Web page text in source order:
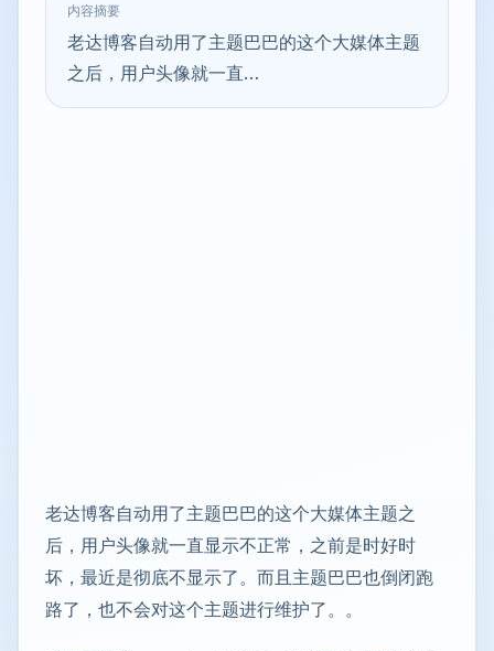
内容摘要
老达博客自动用了主题巴巴的这个大媒体主题
之后，用户头像就一直…
老达博客自动用了主题巴巴的这个大媒体主题之
后，用户头像就一直显示不正常，之前是时好时
坏，最近是彻底不显示了。而且主题巴巴也倒闭跑
路了，也不会对这个主题进行维护了。。